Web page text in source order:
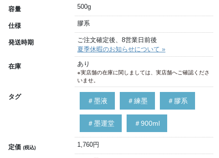
容量 500g
仕様 膠系
発送時期
ご注文確定後、8営業日前後
夏季休暇のお知らせについて »
在庫 あり
※実店舗の在庫に関しましては、実店舗へご確認くださ
いませ。
タグ
＃墨液 ＃練墨 ＃膠系
＃墨運堂 ＃900ml
定価 (税込) 1,760円